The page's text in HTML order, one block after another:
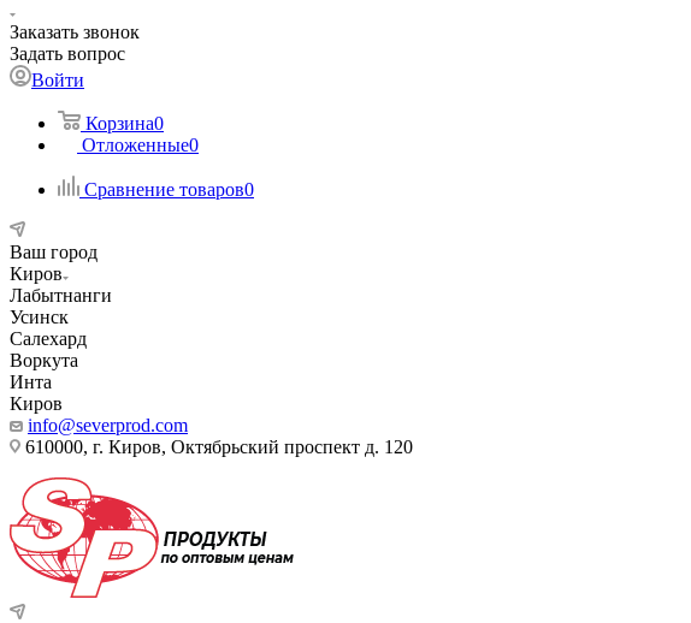
Заказать звонок
Задать вопрос
Войти
Корзина0
Отложенные0
Сравнение товаров0
Ваш город
Киров
Лабытнанги
Усинск
Салехард
Воркута
Инта
Киров
info@severprod.com
610000, г. Киров, Октябрьский проспект д. 120